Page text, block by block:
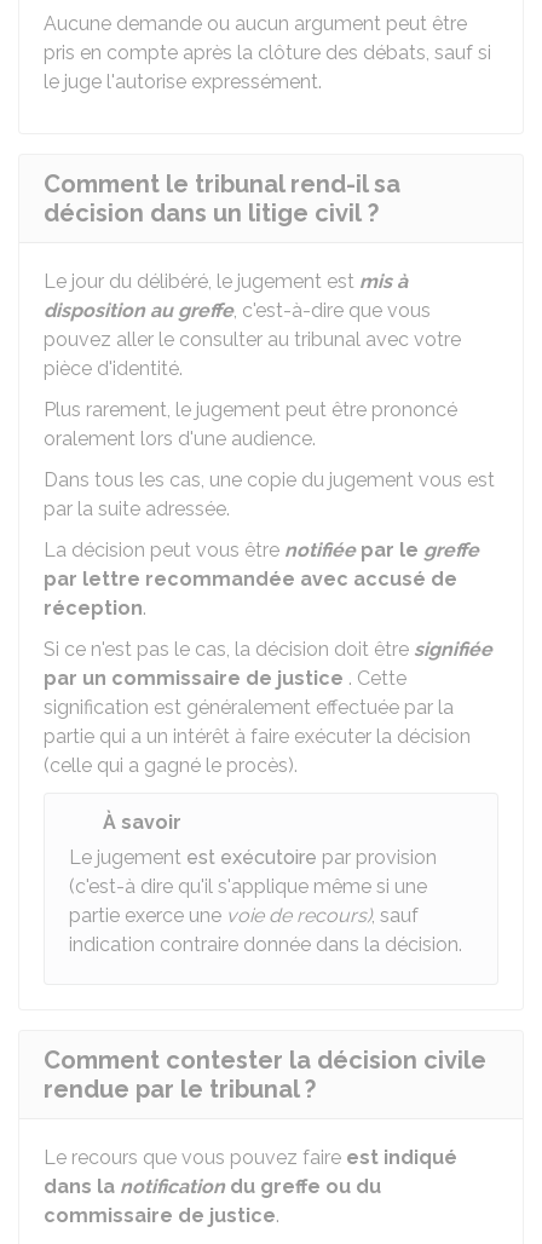
Aucune demande ou aucun argument peut être
pris en compte après la clôture des débats, sauf si
le juge l'autorise expressément.
Comment le tribunal rend-il sa
décision dans un litige civil ?
Le jour du délibéré, le jugement est mis à
disposition au greffe, c'est-à-dire que vous
pouvez aller le consulter au tribunal avec votre
pièce d'identité.
Plus rarement, le jugement peut être prononcé
oralement lors d'une audience.
Dans tous les cas, une copie du jugement vous est
par la suite adressée.
La décision peut vous être notifiéepar le greffe
par lettre recommandée avec accusé de
réception.
Si ce n'est pas le cas, la décision doit être signifiée
par un commissaire de justice . Cette
signification est généralement effectuée par la
partie qui a un intérêt à faire exécuter la décision
(celle qui a gagné le procès).
À savoir
Le jugement est exécutoire par provision
(c'est-à dire qu'il s'applique même si une
partie exerce une voie de recours), sauf
indication contraire donnée dans la décision.
Comment contester la décision civile
rendue par le tribunal ?
Le recours que vous pouvez faire est indiqué
dans la notificationdu greffe ou du
commissaire de justice.